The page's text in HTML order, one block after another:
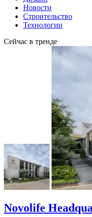
Новости
Строительство
Технологии
Сейчас в тренде
Novolife